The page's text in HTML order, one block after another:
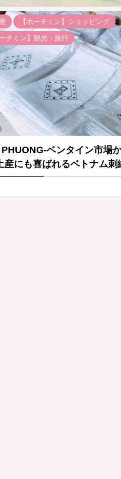
【ホーチミン】ショッピング
ーチミン】観光・旅行
ベンタイン市場
産にも喜ばれるベトナム刺